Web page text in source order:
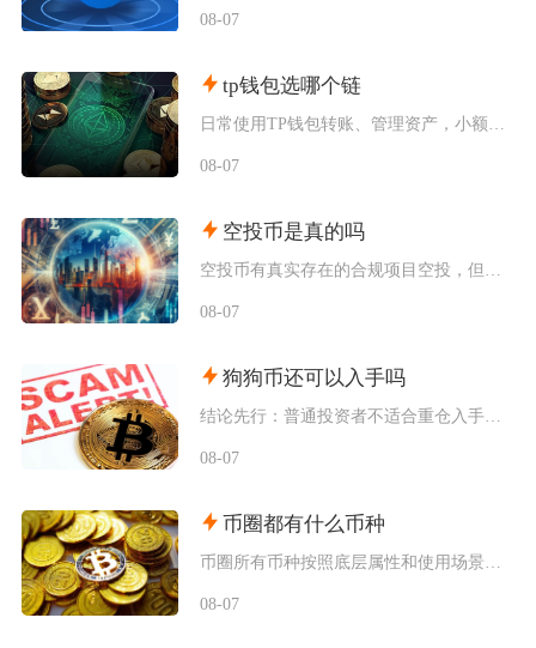
08-07
tp钱包选哪个链
日常使用TP钱包转账、管理资产，小额稳定币互转优先选择波场TRC20；币安生态内交互、参与
08-07
空投币是真的吗
08-07
狗狗币还可以入手吗
08-07
币圈都有什么币种
08-07